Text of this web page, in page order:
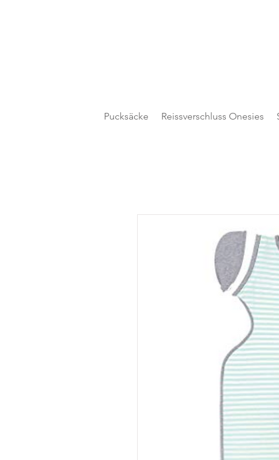
Pucksäcke Reissverschluss Onesies